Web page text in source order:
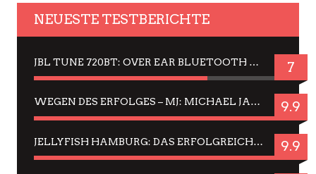
NEUESTE TESTBERICHTE
JBL TUNE 720BT: OVER EAR BLUETOOTH KOPFHÖRER UM DIE 50,-€ IM DAUER-TEST 7
WEGEN DES ERFOLGES – MJ: MICHAEL JACKSON MUSICAL IN EINER MATINEE SEHEN 9.9
JELLYFISH HAMBURG: DAS ERFOLGREICHE SOMMER-MENÜ 2025 IN GEFÜHLEN UND BILDERN 9.9